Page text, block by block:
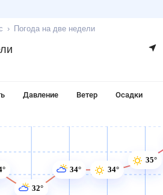
Погода на две недели
Давление Ветер Осадки
32°
34° 34°
35°